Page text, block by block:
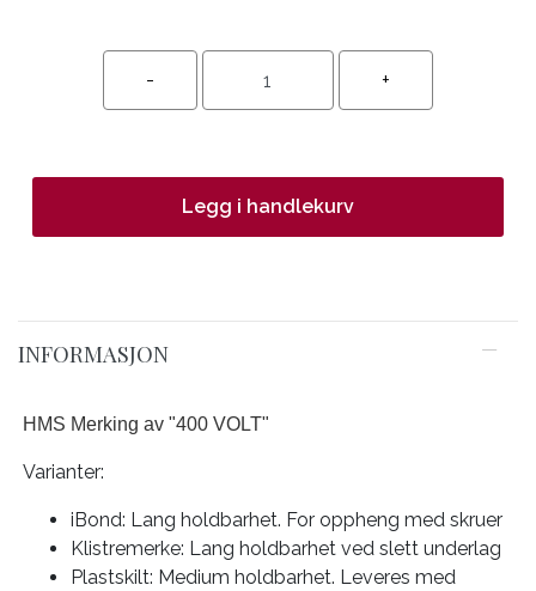
Legg i handlekurv
INFORMASJON
HMS Merking av "400 VOLT"
Varianter:
iBond: Lang holdbarhet. For oppheng med skruer
Klistremerke: Lang holdbarhet ved slett underlag
Plastskilt: Medium holdbarhet. Leveres med